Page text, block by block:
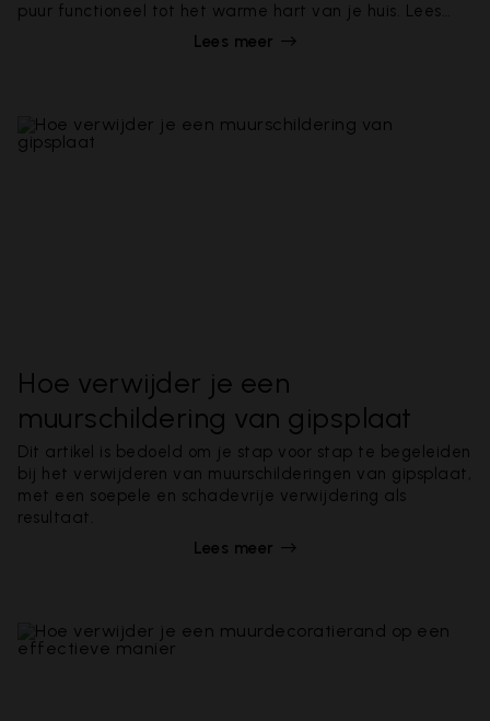
puur functioneel tot het warme hart van je huis. Lees
hier alles wat je moet weten.
Lees meer
Hoe verwijder je een
muurschildering van gipsplaat
Dit artikel is bedoeld om je stap voor stap te begeleiden
bij het verwijderen van muurschilderingen van gipsplaat,
met een soepele en schadevrije verwijdering als
resultaat.
Lees meer